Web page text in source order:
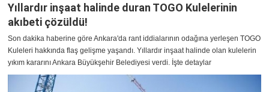
Yıllardır inşaat halinde duran TOGO Kulelerinin
akıbeti çözüldü!
Son dakika haberine göre Ankara'da rant iddialarının odağına yerleşen TOGO
Kuleleri hakkında flaş gelişme yaşandı. Yıllardır inşaat halinde olan kulelerin
yıkım kararını Ankara Büyükşehir Belediyesi verdi. İşte detaylar